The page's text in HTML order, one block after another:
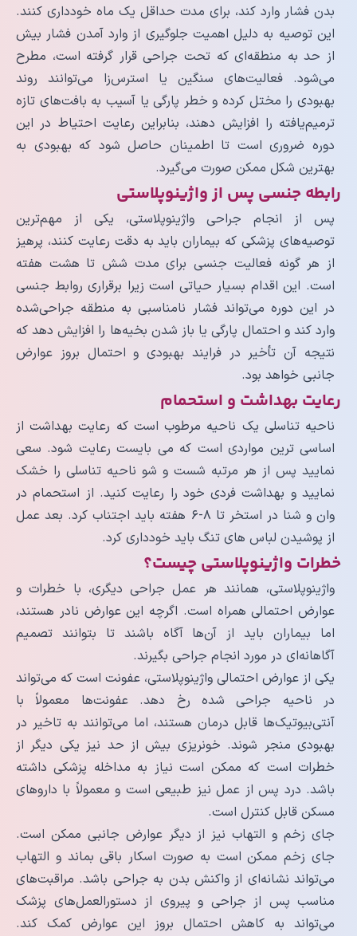
بدن فشار وارد کند، برای مدت حداقل یک ماه خودداری کنند.
این توصیه به دلیل اهمیت جلوگیری از وارد آمدن فشار بیش
از حد به منطقه‌ای که تحت جراحی قرار گرفته است، مطرح
می‌شود. فعالیت‌های سنگین یا استرس‌زا می‌توانند روند
بهبودی را مختل کرده و خطر پارگی یا آسیب به بافت‌های تازه
ترمیم‌یافته را افزایش دهند، بنابراین رعایت احتیاط در این
دوره ضروری است تا اطمینان حاصل شود که بهبودی به
بهترین شکل ممکن صورت می‌گیرد.
رابطه جنسی پس از واژینوپلاستی
پس از انجام جراحی واژینوپلاستی، یکی از مهم‌ترین
توصیه‌های پزشکی که بیماران باید به دقت رعایت کنند، پرهیز
از هر گونه فعالیت جنسی برای مدت شش تا هشت هفته
است. این اقدام بسیار حیاتی است زیرا برقراری روابط جنسی
در این دوره می‌تواند فشار نامناسبی به منطقه جراحی‌شده
وارد کند و احتمال پارگی یا باز شدن بخیه‌ها را افزایش دهد که
نتیجه آن تأخیر در فرایند بهبودی و احتمال بروز عوارض
جانبی خواهد بود.
رعایت بهداشت و استحمام
ناحیه تناسلی یک ناحیه مرطوب است که رعایت بهداشت از
اساسی ترین مواردی است که می بایست رعایت شود. سعی
نمایید پس از هر مرتبه شست و شو ناحیه تناسلی را خشک
نمایید و بهداشت فردی خود را رعایت کنید. از استحمام در
وان و شنا در استخر تا ۸-۶ هفته باید اجتناب کرد. بعد عمل
از پوشیدن لباس های تنگ باید خودداری کرد.
خطرات واژینوپلاستی چیست؟
واژینوپلاستی، همانند هر عمل جراحی دیگری، با خطرات و
عوارض احتمالی همراه است. اگرچه این عوارض نادر هستند،
اما بیماران باید از آن‌ها آگاه باشند تا بتوانند تصمیم
آگاهانه‌ای در مورد انجام جراحی بگیرند.
یکی از عوارض احتمالی واژینوپلاستی، عفونت است که می‌تواند
در ناحیه جراحی شده رخ دهد. عفونت‌ها معمولاً با
آنتی‌بیوتیک‌ها قابل درمان هستند، اما می‌توانند به تاخیر در
بهبودی منجر شوند. خونریزی بیش از حد نیز یکی دیگر از
خطرات است که ممکن است نیاز به مداخله پزشکی داشته
باشد. درد پس از عمل نیز طبیعی است و معمولاً با داروهای
مسکن قابل کنترل است.
جای زخم و التهاب نیز از دیگر عوارض جانبی ممکن است.
جای زخم ممکن است به صورت اسکار باقی بماند و التهاب
می‌تواند نشانه‌ای از واکنش بدن به جراحی باشد. مراقبت‌های
مناسب پس از جراحی و پیروی از دستورالعمل‌های پزشک
می‌تواند به کاهش احتمال بروز این عوارض کمک کند.